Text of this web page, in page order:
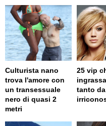
Culturista nano
trova l'amore con
un transessuale
nero di quasi 2
metri
25 vip
tanto